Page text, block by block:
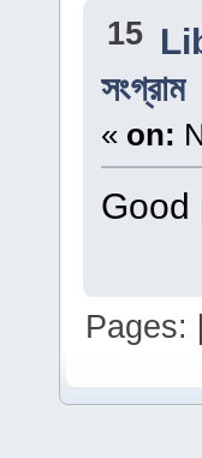
15
সংগ্রাম
« on:
Good
Pages: